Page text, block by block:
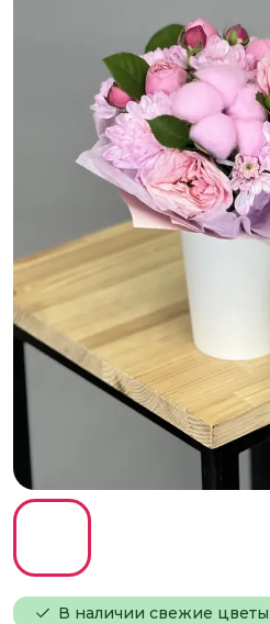
В наличии свежие цветы